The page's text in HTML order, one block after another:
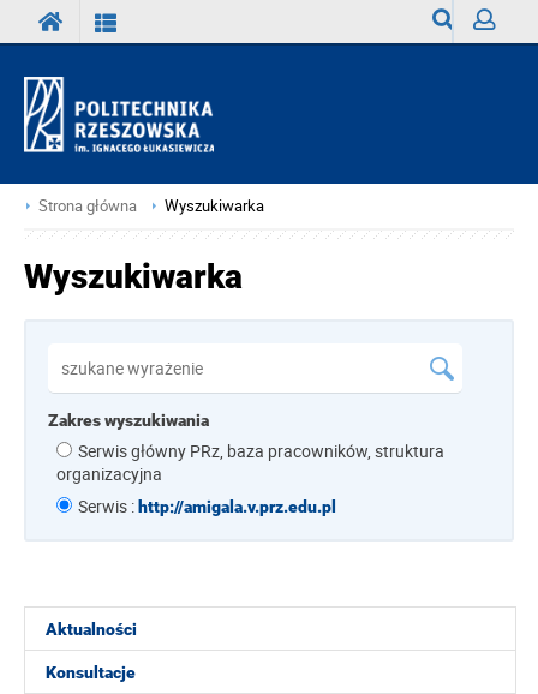
Strona główna Wyszukiwarka
Aktualności
Konsultacje
Wyszukiwarka
Zakres wyszukiwania
Serwis główny PRz, baza pracowników, struktura
organizacyjna
Serwis : http://amigala.v.prz.edu.pl